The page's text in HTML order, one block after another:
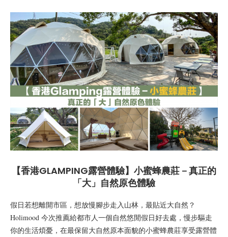
【香港GLAMPING露營體驗】小蜜蜂農莊－真正的
「大」自然原色體驗
假日若想離開市區，想放慢腳步走入山林，最貼近大自然？
Holimood 今次推薦給都市人一個自然悠閒假日好去處，慢步驅走
你的生活煩憂，在最保留大自然原本面貌的小蜜蜂農莊享受露營體